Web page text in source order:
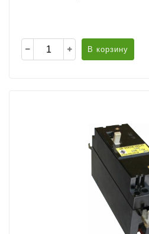
В корзину